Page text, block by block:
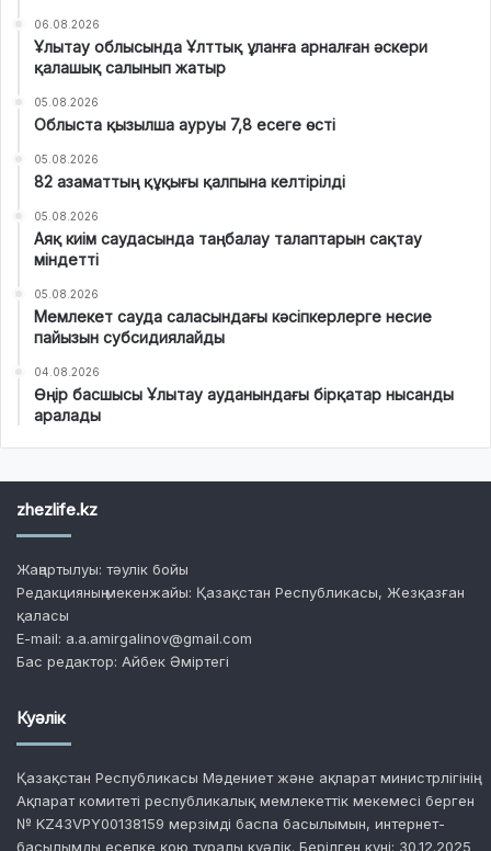
06.08.2026
Ұлытау облысында Ұлттық ұланға арналған әскери
қалашық салынып жатыр
05.08.2026
Облыста қызылша ауруы 7,8 есеге өсті
05.08.2026
82 азаматтың құқығы қалпына келтірілді
05.08.2026
Аяқ киім саудасында таңбалау талаптарын сақтау
міндетті
05.08.2026
Мемлекет сауда саласындағы кәсіпкерлерге несие
пайызын субсидиялайды
04.08.2026
Өңір басшысы Ұлытау ауданындағы бірқатар нысанды
аралады
zhezlife.kz
Жаңартылуы: тәулік бойы
Редакцияның мекенжайы: Қазақстан Республикасы, Жезқазған
қаласы
E-mail: a.a.amirgalinov@gmail.com
Бас редактор: Айбек Әміртегі
Куәлік
Қазақстан Республикасы Мәдениет және ақпарат министрлігінің
Ақпарат комитеті республикалық мемлекеттік мекемесі берген
№ KZ43VPY00138159 мерзімді баспа басылымын, интернет-
басылымды есепке қою туралы куәлік. Берілген күні: 30.12.2025